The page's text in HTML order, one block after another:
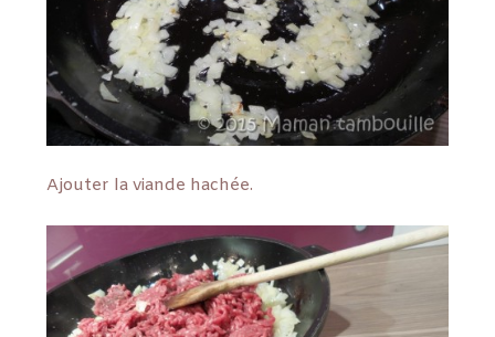
Ajouter la viande hachée.